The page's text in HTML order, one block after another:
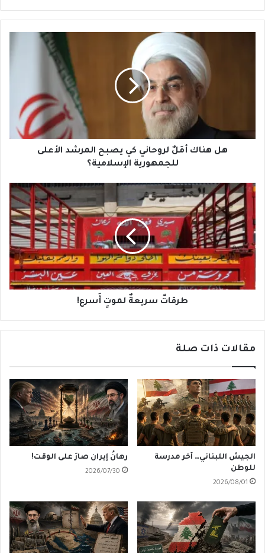
للجمهورية
الإسلامية؟هل هناك أمَلٌ لروحاني كي يصبح المرشد الأعلى
للجمهورية الإسلامية؟
طرقاتٌ
سريعةٌ
لموتٍ
أَسرع!
طرقاتٌ سريعةٌ لموتٍ أَسرع!
مقالات ذات صلة
الجيش اللبناني… آخر مدرسة
للوطن
2026/08/01
رهانُ إيران صارَ على الوقت!
2026/07/30